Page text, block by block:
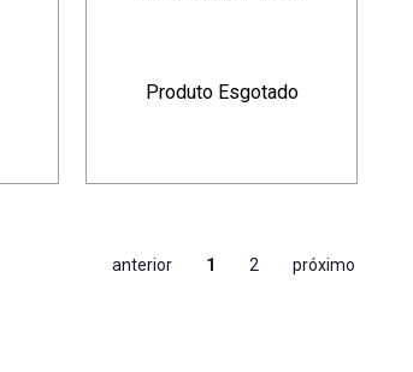
Produto Esgotado
anterior 1 2 próximo